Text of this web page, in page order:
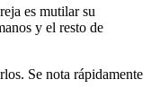
es mutilar su
y el resto de
Se nota rápidamente